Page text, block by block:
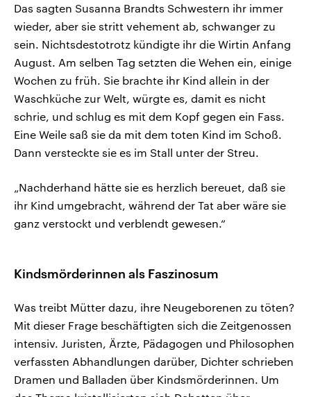
Das sagten Susanna Brandts Schwestern ihr immer
wieder, aber sie stritt vehement ab, schwanger zu
sein. Nichtsdestotrotz kündigte ihr die Wirtin Anfang
August. Am selben Tag setzten die Wehen ein, einige
Wochen zu früh. Sie brachte ihr Kind allein in der
Waschküche zur Welt, würgte es, damit es nicht
schrie, und schlug es mit dem Kopf gegen ein Fass.
Eine Weile saß sie da mit dem toten Kind im Schoß.
Dann versteckte sie es im Stall unter der Streu.
„Nachderhand hätte sie es herzlich bereuet, daß sie
ihr Kind umgebracht, während der Tat aber wäre sie
ganz verstockt und verblendt gewesen.“
Kindsmörderinnen als Faszinosum
Was treibt Mütter dazu, ihre Neugeborenen zu töten?
Mit dieser Frage beschäftigten sich die Zeitgenossen
intensiv. Juristen, Ärzte, Pädagogen und Philosophen
verfassten Abhandlungen darüber, Dichter schrieben
Dramen und Balladen über Kindsmörderinnen. Um